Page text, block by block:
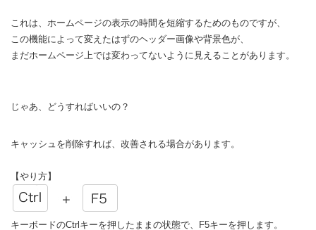
これは、ホームページの表示の時間を短縮するためのものですが、
この機能によって変えたはずのヘッダー画像や背景色が、
まだホームページ上では変わってないように見えることがあります。
じゃあ、どうすればいいの？
キャッシュを削除すれば、改善される場合があります。
【やり方】
キーボードのCtrlキーを押したままの状態で、F5キーを押します。